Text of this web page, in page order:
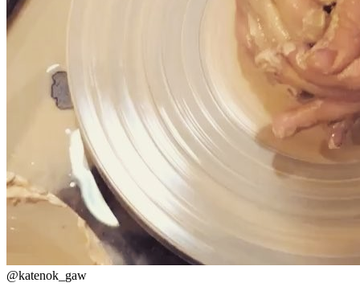
@katenok_gaw